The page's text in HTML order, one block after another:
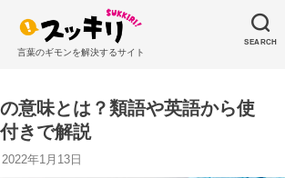
SEARCH
言葉のギモンを解決するサイト
の意味とは？類語や英語から使
きで解説
2022年1月13日